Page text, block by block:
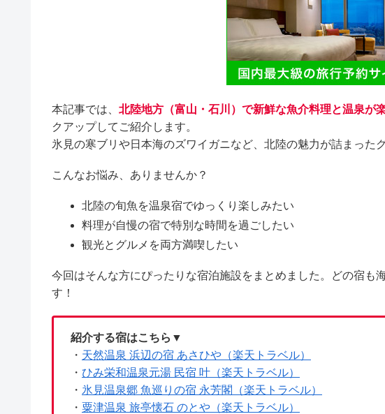
本記事では、 北陸地方（富山・石川）で新鮮な魚介料理と温泉が
クアップしてご紹介します。
氷見の寒ブリや日本海のズワイガニなど、北陸の魅力が詰まった
こんなお悩み、ありませんか？
北陸の旬魚を温泉宿でゆっくり楽しみたい
料理が自慢の宿で特別な時間を過ごしたい
観光とグルメを両方満喫したい
今回はそんな方にぴったりな宿泊施設をまとめました。どの宿も
す！
紹介する宿はこちら▼
・ 天然温泉 浜辺の宿 あさひや（楽天トラベル）
・ ひみ栄和温泉元湯 民宿 叶（楽天トラベル）
・ 氷見温泉郷 魚巡りの宿 永芳閣（楽天トラベル）
・ 粟津温泉 旅亭懐石 のとや（楽天トラベル）